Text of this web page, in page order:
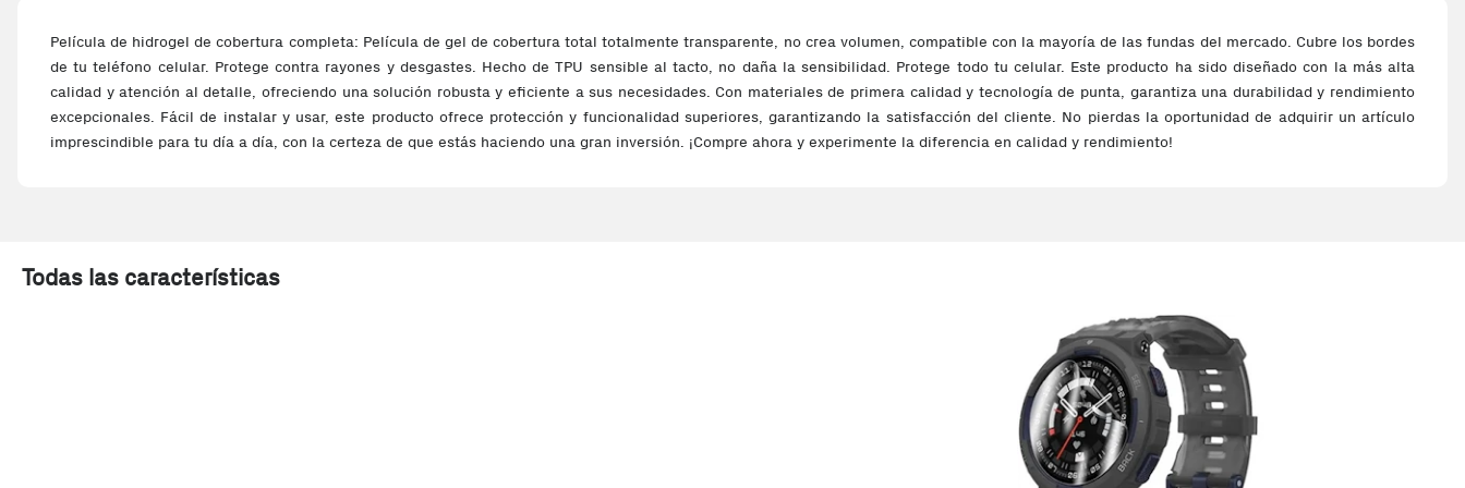
Película de hidrogel de cobertura completa: Película de gel de cobertura total totalmente transparente, no crea volumen, compatible con la mayoría de las fundas del mercado. Cubre los bordes
de tu teléfono celular. Protege contra rayones y desgastes. Hecho de TPU sensible al tacto, no daña la sensibilidad. Protege todo tu celular. Este producto ha sido diseñado con la más alta
calidad y atención al detalle, ofreciendo una solución robusta y eficiente a sus necesidades. Con materiales de primera calidad y tecnología de punta, garantiza una durabilidad y rendimiento
excepcionales. Fácil de instalar y usar, este producto ofrece protección y funcionalidad superiores, garantizando la satisfacción del cliente. No pierdas la oportunidad de adquirir un artículo
imprescindible para tu día a día, con la certeza de que estás haciendo una gran inversión. ¡Compre ahora y experimente la diferencia en calidad y rendimiento!
Todas las características